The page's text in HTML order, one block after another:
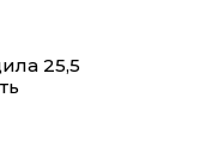
25,5